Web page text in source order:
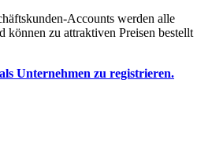
Accounts werden alle
können zu attraktiven Preisen bestellt
Unternehmen zu registrieren.